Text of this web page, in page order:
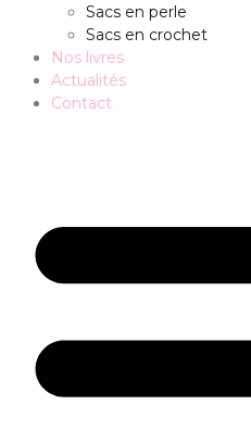
Sacs en perle
Sacs en crochet
Nos livres
Actualités
Contact